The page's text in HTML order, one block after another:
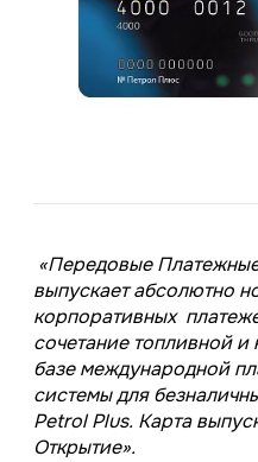
«Передовые
выпускает абсолютно
корпоративных
сочетание топливной
базе международной
системы для
Petrol Plus. Карта
Открытие».